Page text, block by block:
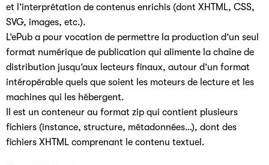
et l’interprétation de contenus enrichis (dont XHTML, CSS,
SVG, images, etc.).
L’ePub a pour vocation de permettre la production d’un seul
format numérique de publication qui alimente la chaîne de
distribution jusqu’aux lecteurs finaux, autour d’un format
intéropérable quels que soient les moteurs de lecture et les
machines qui les hébergent.
Il est un conteneur au format zip qui contient plusieurs
fichiers (instance, structure, métadonnées…), dont des
fichiers XHTML comprenant le contenu textuel.